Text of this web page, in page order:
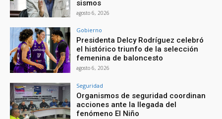
sismos
agosto 6, 2026
Gobierno
Presidenta Delcy Rodríguez celebró
el histórico triunfo de la selección
femenina de baloncesto
agosto 6, 2026
Seguridad
Organismos de seguridad coordinan
acciones ante la llegada del
fenómeno El Niño